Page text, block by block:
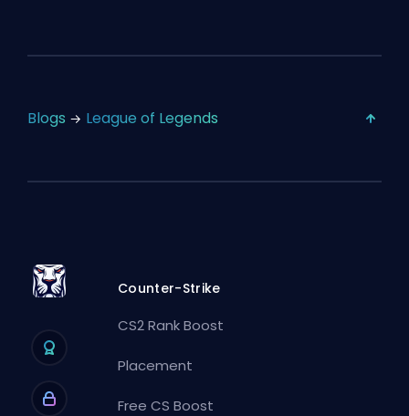
Blogs League of Legends
Counter-Strike
CS2 Rank Boost
Placement
Free CS Boost